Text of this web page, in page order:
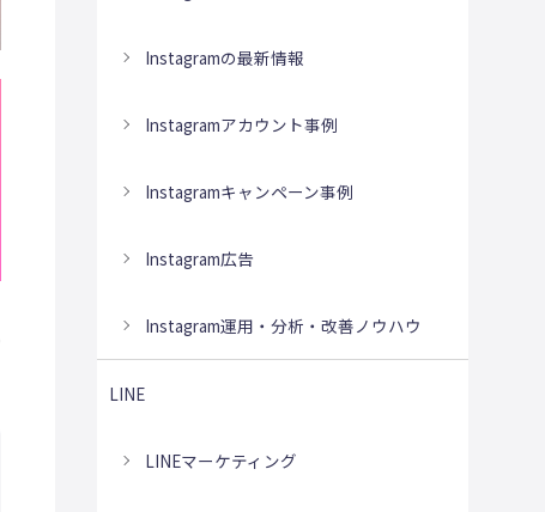
Instagramの最新情報
Instagramアカウント事例
Instagramキャンペーン事例
Instagram広告
Instagram運用・分析・改善ノウハウ
LINE
LINEマーケティング